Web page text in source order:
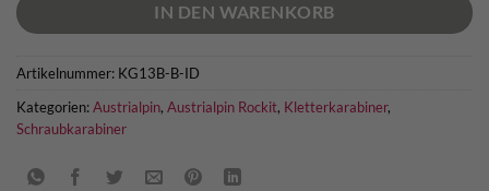
IN DEN WARENKORB
Artikelnummer: KG13B-B-ID
Kategorien:Austrialpin, Austrialpin Rockit, Kletterkarabiner,
Schraubkarabiner